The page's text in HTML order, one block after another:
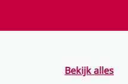
Bekijk alles